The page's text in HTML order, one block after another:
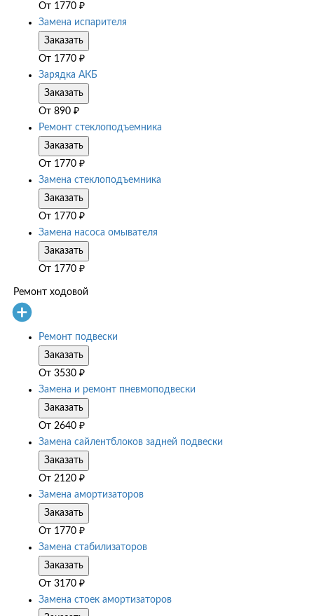
От 1770 ₽
Замена испарителя
Заказать
От 1770 ₽
Зарядка АКБ
Заказать
От 890 ₽
Ремонт стеклоподъемника
Заказать
От 1770 ₽
Замена стеклоподъемника
Заказать
От 1770 ₽
Замена насоса омывателя
Заказать
От 1770 ₽
Ремонт ходовой
Ремонт подвески
Заказать
От 3530 ₽
Замена и ремонт пневмоподвески
Заказать
От 2640 ₽
Замена сайлентблоков задней подвески
Заказать
От 2120 ₽
Замена амортизаторов
Заказать
От 1770 ₽
Замена стабилизаторов
Заказать
От 3170 ₽
Замена стоек амортизаторов